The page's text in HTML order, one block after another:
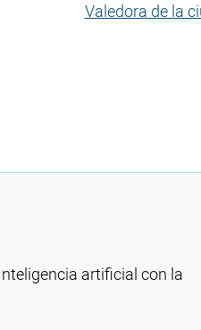
Valedora de la
artificial con la